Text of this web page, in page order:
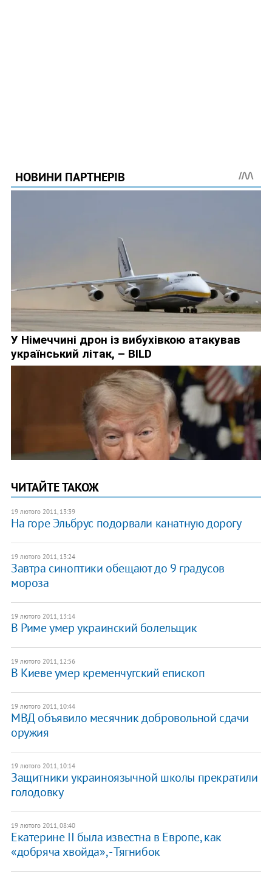
ЧИТАЙТЕ ТАКОЖ
19 лютого 2011, 13:39
На горе Эльбрус подорвали канатную дорогу
19 лютого 2011, 13:24
Завтра синоптики обещают до 9 градусов
мороза
19 лютого 2011, 13:14
В Риме умер украинский болельщик
19 лютого 2011, 12:56
В Киеве умер кременчугский епископ
19 лютого 2011, 10:44
МВД объявило месячник добровольной сдачи
оружия
19 лютого 2011, 10:14
Защитники украиноязычной школы прекратили
голодовку
19 лютого 2011, 08:40
Екатерине II была известна в Европе, как
«добряча хвойда», - Тягнибок